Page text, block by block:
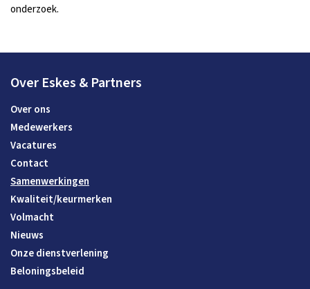
onderzoek.
Over Eskes & Partners
Over ons
Medewerkers
Vacatures
Contact
Samenwerkingen
Kwaliteit/keurmerken
Volmacht
Nieuws
Onze dienstverlening
Beloningsbeleid